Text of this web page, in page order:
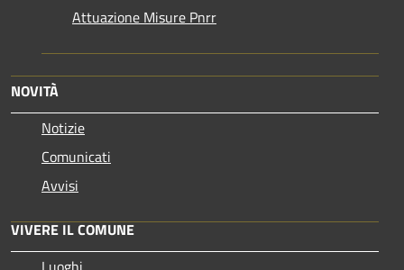
Attuazione Misure Pnrr
NOVITÀ
Notizie
Comunicati
Avvisi
VIVERE IL COMUNE